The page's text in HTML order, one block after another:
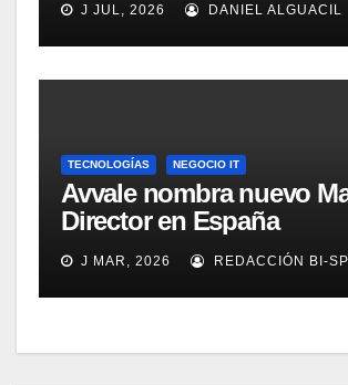
J JUL, 2026 DANIEL ALGUACIL
TECNOLOGÍAS NEGOCIO IT
Avvale nombra nuevo
Director en España
J MAR, 2026 REDACCIÓN BI-